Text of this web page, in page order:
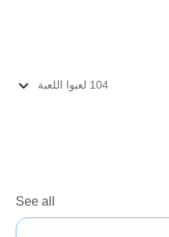
104 لعبوا اللعبة
See all